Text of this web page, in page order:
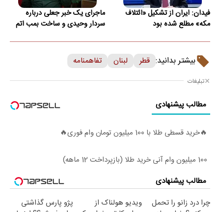
فیدان: ایران از تشکیل «ائتلاف
مکه» مطلع شده بود
ماجرای یک خبر جعلی درباره
سردار وحیدی و ساخت بمب اتم
بیشتر بدانید: قطر لبنان تفاهمنامه
تبلیغات
مطالب پیشنهادی
🔥خرید قسطی طلا با 100 میلیون تومان وام فوری🔥
100 میلیون وام آنی خرید طلا (بازپرداخت 12 ماهه)
مطالب پیشنهادی
چرا درد زانو را تحمل
ویدیو هولناک از
پژو پارس گذاشتی